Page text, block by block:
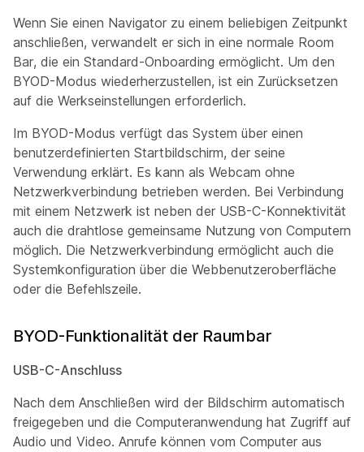
Wenn Sie einen Navigator zu einem beliebigen Zeitpunkt
anschließen, verwandelt er sich in eine normale Room
Bar, die ein Standard-Onboarding ermöglicht. Um den
BYOD-Modus wiederherzustellen, ist ein Zurücksetzen
auf die Werkseinstellungen erforderlich.
Im BYOD-Modus verfügt das System über einen
benutzerdefinierten Startbildschirm, der seine
Verwendung erklärt. Es kann als Webcam ohne
Netzwerkverbindung betrieben werden. Bei Verbindung
mit einem Netzwerk ist neben der USB-C-Konnektivität
auch die drahtlose gemeinsame Nutzung von Computern
möglich. Die Netzwerkverbindung ermöglicht auch die
Systemkonfiguration über die Webbenutzeroberfläche
oder die Befehlszeile.
BYOD-Funktionalität der Raumbar
USB-C-Anschluss
Nach dem Anschließen wird der Bildschirm automatisch
freigegeben und die Computeranwendung hat Zugriff auf
Audio und Video. Anrufe können vom Computer aus